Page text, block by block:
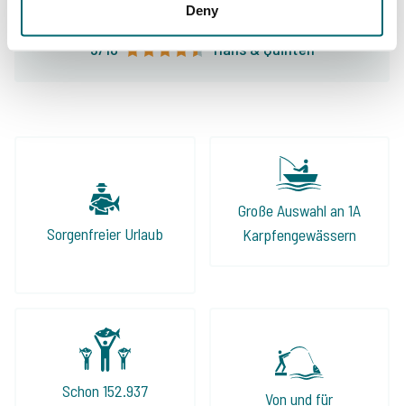
Deny
9/10 Hans & Quinten
Sorgenfreier Urlaub
Große Auswahl an 1A
Karpfengewässern
Schon 152.937
Von und für